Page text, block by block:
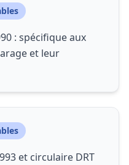
: spécifique aux
et leur
et circulaire DRT